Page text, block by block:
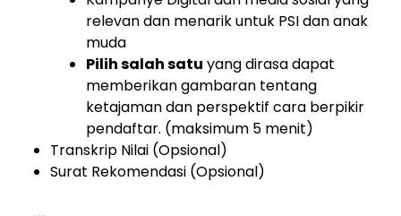
relevan dan menarik untuk PSI dan anak
muda
Pilih salah satu yang dirasa dapat
memberikan gambaran tentang
ketajaman dan perspektif cara berpikir
pendaftar. (maksimum 5 menit)
Transkrip Nilai (Opsional)
Surat Rekomendasi (Opsional)